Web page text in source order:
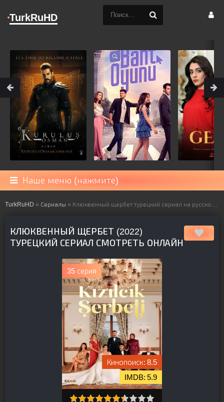
Наше меню (нажмите)
TurkRuHD » Сериалы » Клюквенный щербет турецкий сериал на русском языке все серии смотреть онлайн бесплатно подряд
КЛЮКВЕННЫЙ ЩЕРБЕТ (2022)
ТУРЕЦКИЙ СЕРИАЛ СМОТРЕТЬ ОНЛАЙН
35 серия
8.5
5.9
TurkRuHD